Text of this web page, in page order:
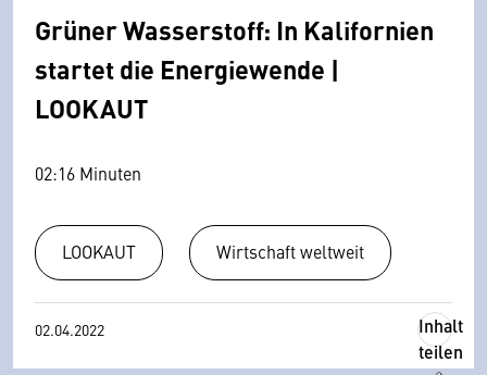
Grüner Wasserstoff: In Kalifornien
startet die Energiewende |
LOOKAUT
02:16 Minuten
LOOKAUT Wirtschaft weltweit
02.04.2022
Inhalt
teilen